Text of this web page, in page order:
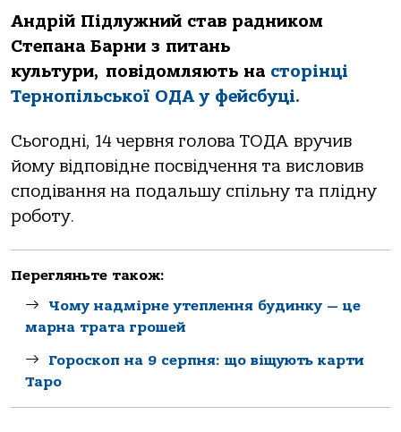
Андрій Підлужний став радником
Степана Барни з питань
культури, повідомляють на сторінці
Тернопільської ОДА у фейсбуці.
Сьогодні, 14 червня голова ТОДА вручив
йому відповідне посвідчення та висловив
сподівання на подальшу спільну та плідну
роботу.
Перегляньте також:
Чому надмірне утеплення будинку — це
марна трата грошей
Гороскоп на 9 серпня: що віщують карти
Таро